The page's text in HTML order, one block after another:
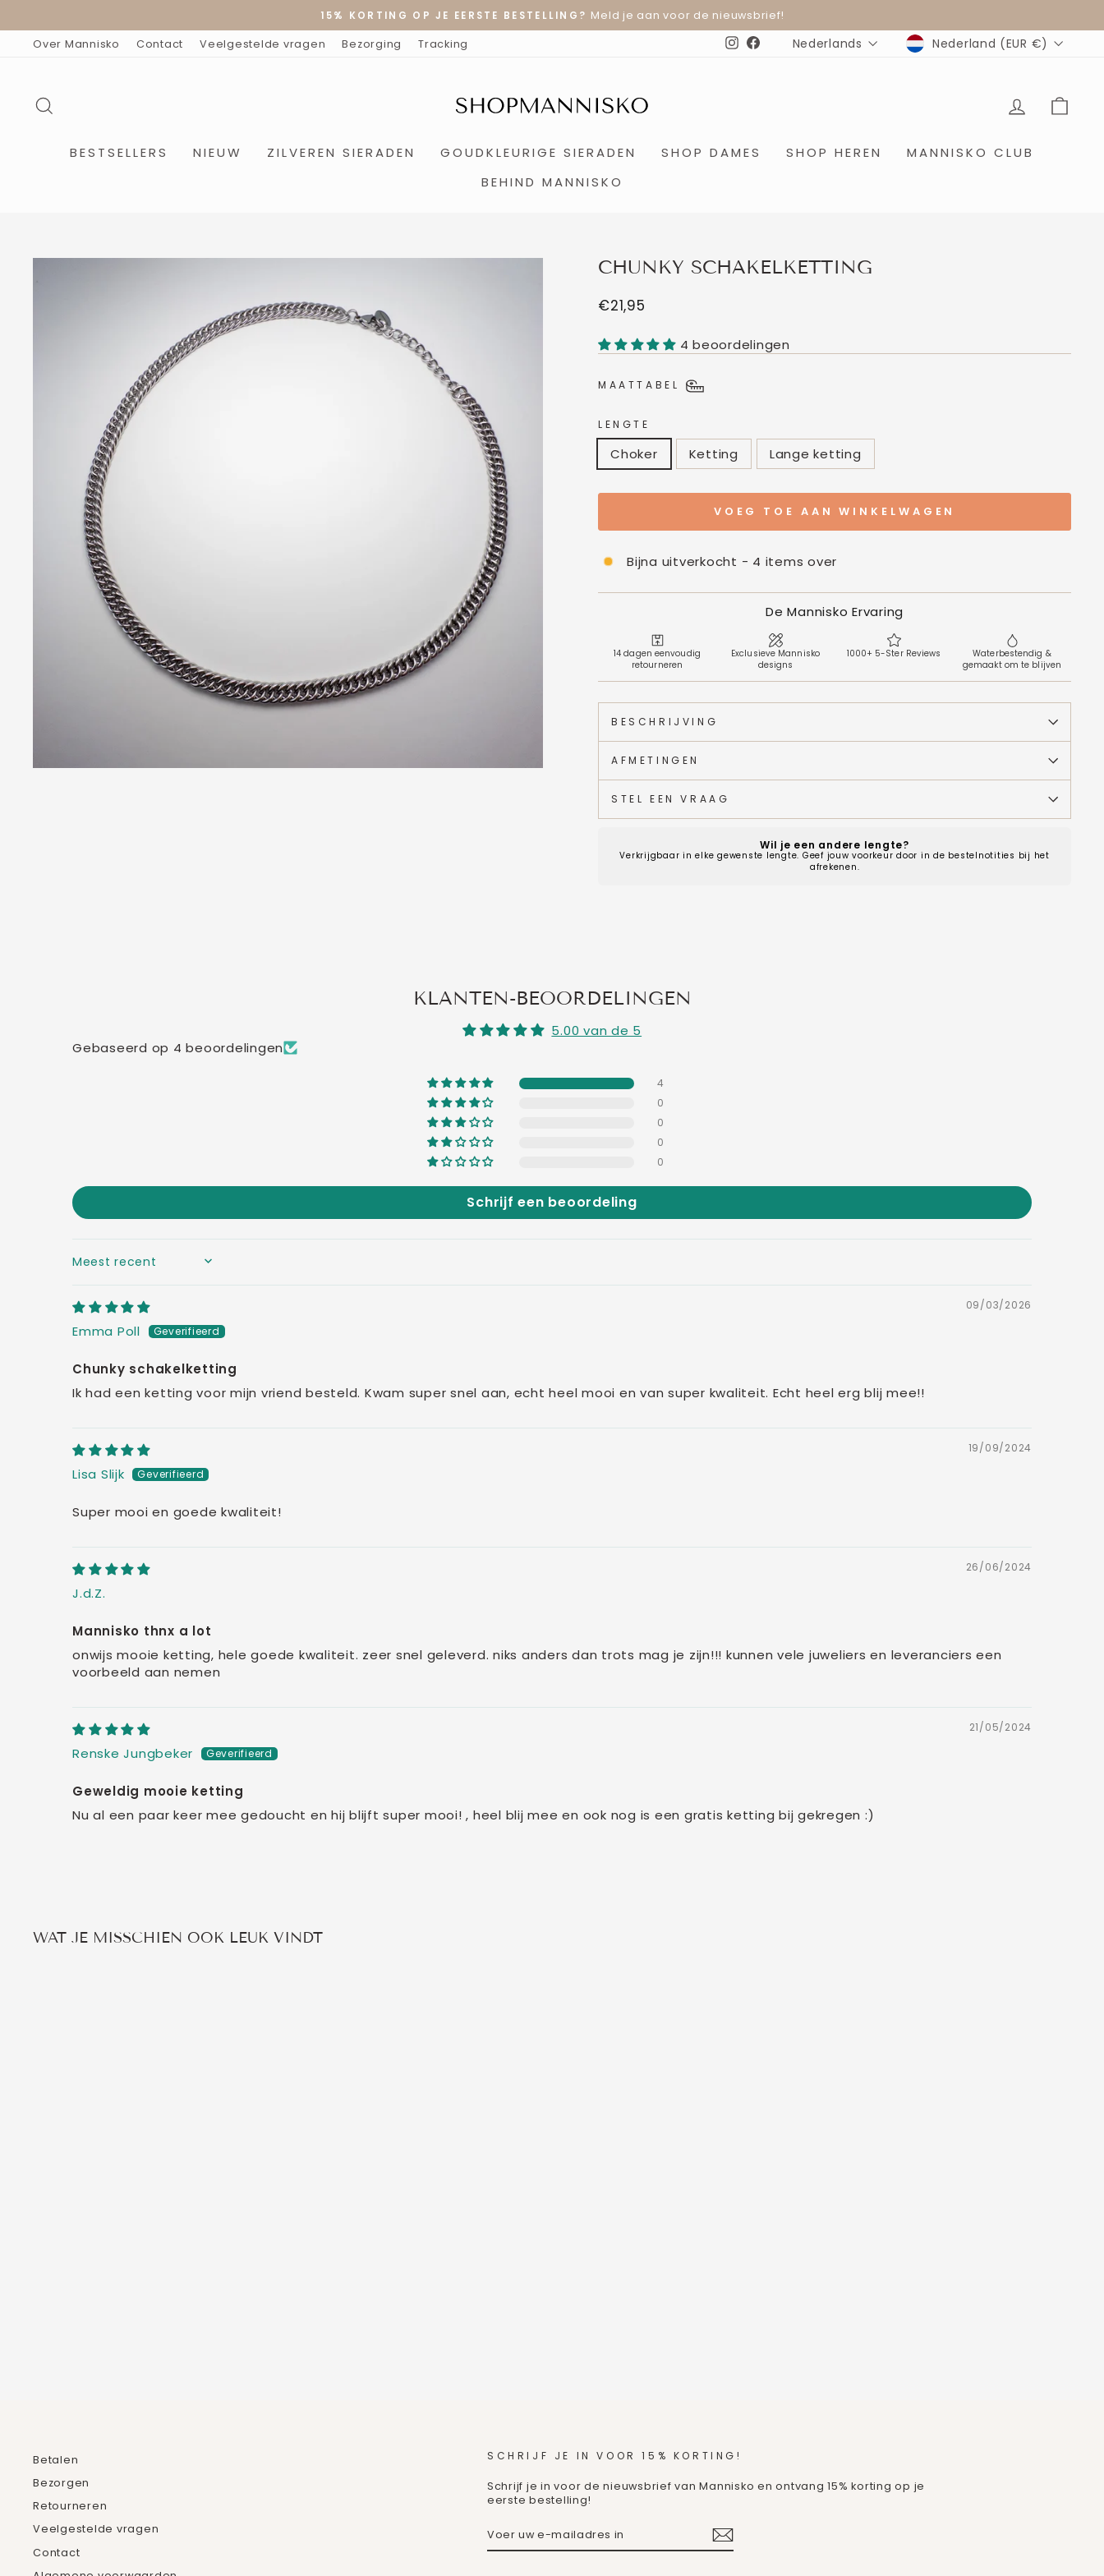
artikel
Diavoorstelling
15% KORTING OP JE EERSTE BESTELLING? Meld je aan voor de nieuwsbrief!
Over Mannisko Contact Veelgestelde vragen Bezorging Tracking Instagram
Facebook
TAAL
Nederlands MUNTEENHEID
Nederland (EUR €)
BESTSELLERS NIEUW ZILVEREN SIERADEN GOUDKLEURIGE SIERADEN SHOP DAMES SHOP HEREN
MANNISKO CLUB
BEHIND MANNISKO
CHUNKY SCHAKELKETTING
Normale
€21,95
4 beoordelingen
MAATTABEL
LENGTE
Choker Ketting Lange ketting
VOEG TOE AAN WINKELWAGEN
Bijna uitverkocht - 4 items over
De Mannisko Ervaring
14 dagen eenvoudig
retourneren
Exclusieve Mannisko
designs
1000+ 5-Ster Reviews
Waterbestendig &
gemaakt om te blijven
BESCHRIJVING
AFMETINGEN
STEL EEN VRAAG
Wil je een andere lengte?
Verkrijgbaar in elke gewenste lengte. Geef jouw voorkeur door in de bestelnotities bij het
afrekenen.
KLANTEN-BEOORDELINGEN
5.00 van de 5
Gebaseerd op 4 beoordelingen
4
0
0
0
0
Schrijf een beoordeling
SORT BY
09/03/2026
Emma Poll
Chunky schakelketting
Ik had een ketting voor mijn vriend besteld. Kwam super snel aan, echt heel mooi en van super kwaliteit. Echt heel erg blij mee!!
19/09/2024
Lisa Slijk
Super mooi en goede kwaliteit!
26/06/2024
J.d.Z.
Mannisko thnx a lot
onwijs mooie ketting, hele goede kwaliteit. zeer snel geleverd. niks anders dan trots mag je zijn!!! kunnen vele juweliers en leveranciers een
voorbeeld aan nemen
21/05/2024
Renske Jungbeker
Geweldig mooie ketting
Nu al een paar keer mee gedoucht en hij blijft super mooi! , heel blij mee en ook nog is een gratis ketting bij gekregen :)
WAT JE MISSCHIEN OOK LEUK VINDT
Betalen
Bezorgen
Retourneren
Veelgestelde vragen
Contact
SCHRIJF JE IN VOOR 15% KORTING!
Schrijf je in voor de nieuwsbrief van Mannisko en ontvang 15% korting op je
eerste bestelling!
UW